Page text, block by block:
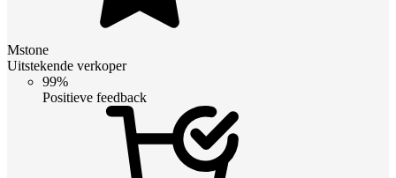
Mstone
Uitstekende verkoper
99%
Positieve feedback